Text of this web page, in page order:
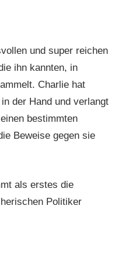
und super reichen
ihn kannten, in
Charlie hat
der Hand und verlangt
bestimmten
Beweise gegen sie
als erstes die
Politiker